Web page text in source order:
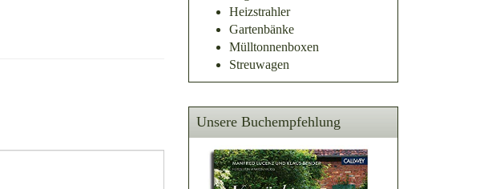
Heizstrahler
Gartenbänke
Mülltonnenboxen
Streuwagen
Unsere Buchempfehlung